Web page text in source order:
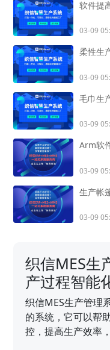
软件提
03-09
柔性生
03-09
毛巾生
03-09
Arm软
03-09
生产帐
03-09
织信MES生
产过程智能
织信MES生产管理
的系统，它可以帮
控，提高生产效率